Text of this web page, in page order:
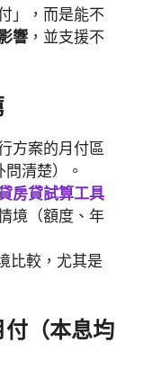
」，而是能不
響 ，並支援不
方案的月付區
清楚）。
房貸試算工具
境（額度、年
比較，尤其是
（本息均